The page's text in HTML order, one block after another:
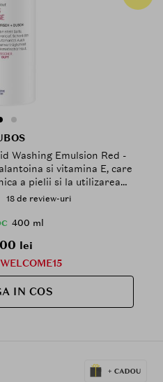
Washing Emulsion Red -
si vitamina E, care
a pielii si la utilizarea
si la dus - 400 ml
18 de review-uri
400 ml
lei
IN COS